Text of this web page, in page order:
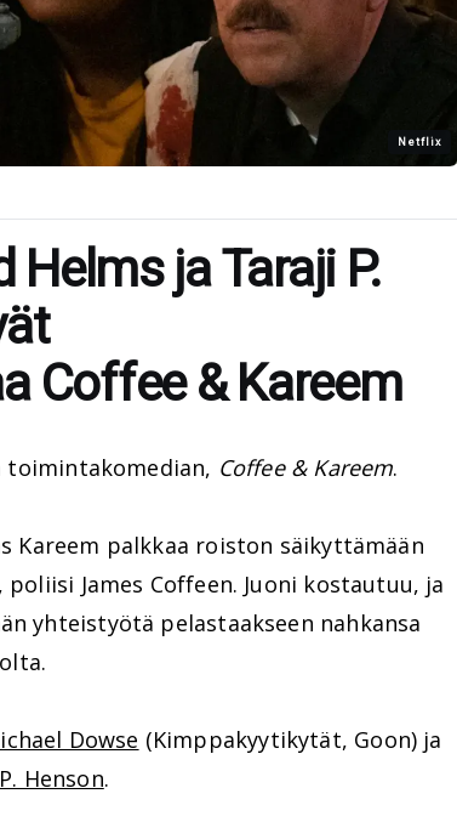
Netflix
ja Taraji P.
Coffee & Kareem
toimintakomedian, Coffee & Kareem.
Kareem palkkaa roiston säikyttämään
James Coffeen. Juoni kostautuu, ja
yhteistyötä pelastaakseen nahkansa
Dowse (Kimppakyytikytät, Goon) ja
Henson.